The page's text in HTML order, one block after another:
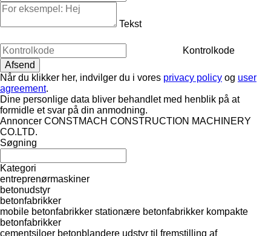
Tekst
Kontrolkode
Når du klikker her, indvilger du i vores privacy policy og user
agreement.
Dine personlige data bliver behandlet med henblik på at
formidle et svar på din anmodning.
Annoncer CONSTMACH CONSTRUCTION MACHINERY
CO.LTD.
Søgning
Kategori
entreprenørmaskiner
betonudstyr
betonfabrikker
mobile betonfabrikker stationære betonfabrikker kompakte
betonfabrikker
cementsiloer betonblandere udstyr til fremstilling af